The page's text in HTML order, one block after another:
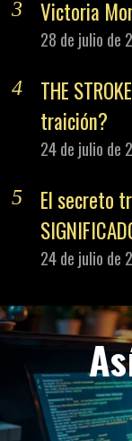
Victoria
28 de julio de
THE
traición?
24 de julio de
El secreto
24 de julio de